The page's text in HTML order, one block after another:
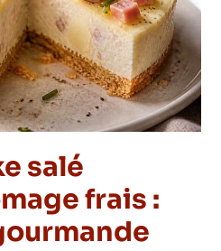
salé
frais :